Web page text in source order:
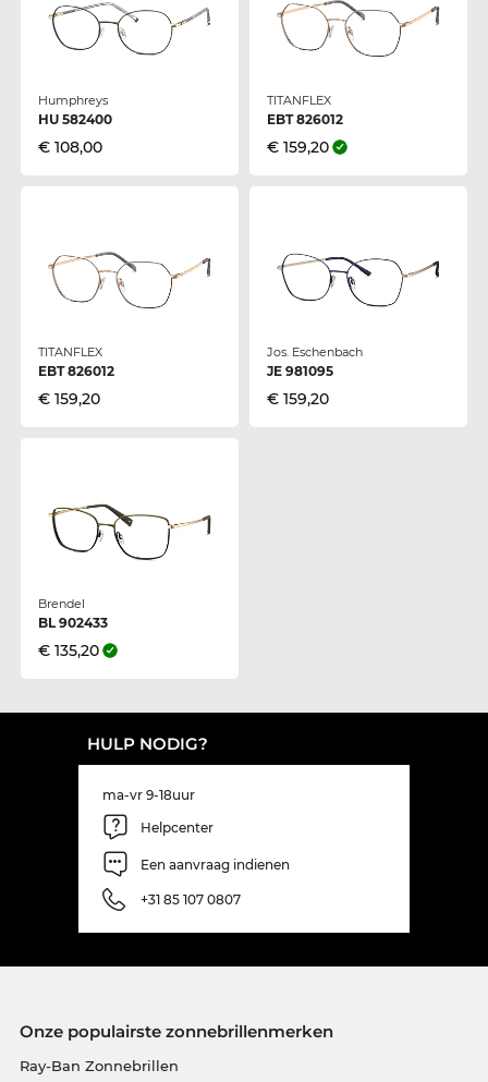
Humphreys
HU 582400
€ 108,00
TITANFLEX
EBT 826012
€ 159,20
TITANFLEX
EBT 826012
€ 159,20
Jos. Eschenbach
JE 981095
€ 159,20
Brendel
BL 902433
€ 135,20
HULP NODIG?
ma-vr 9-18uur
Helpcenter
Een aanvraag indienen
+31 85 107 0807
Onze populairste zonnebrillenmerken
Ray-Ban Zonnebrillen